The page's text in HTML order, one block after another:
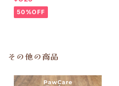
維 100ml
50%OFF
その他の商品